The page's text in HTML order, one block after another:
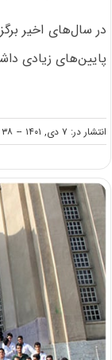
در سال‌های اخیر
پایین‌های زیادی
انتشار در: ۷ دی, ۱۴۰۱ -- ۳۸ دیدگاه